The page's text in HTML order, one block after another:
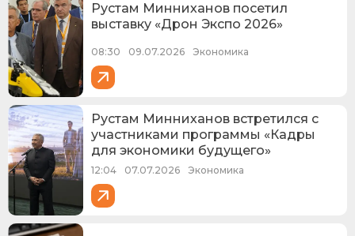
Рустам Минниханов посетил
выставку «Дрон Экспо 2026»
08:30 09.07.2026 Экономика
Рустам Минниханов встретился с
участниками программы «Кадры
для экономики будущего»
12:04 07.07.2026 Экономика